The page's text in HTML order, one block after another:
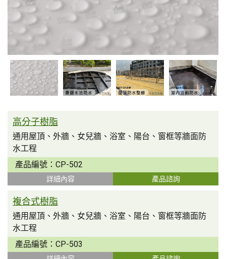
高分子樹脂
通用屋頂、外牆、女兒牆、浴室、陽台、窗框等牆面防
水工程
產品編號： CP-502
詳細內容 產品諮詢
複合式樹脂
通用屋頂、外牆、女兒牆、浴室、陽台、窗框等牆面防
水工程
產品編號： CP-503